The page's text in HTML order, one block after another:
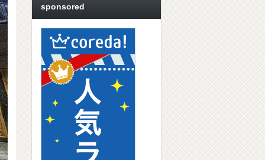
sponsored